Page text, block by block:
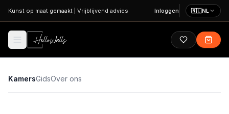
Ga naar hoofdinhoud
Kunst op maat gemaakt Vrijblijvend advies Inloggen 🇳🇱NL
KamersGidsOver ons